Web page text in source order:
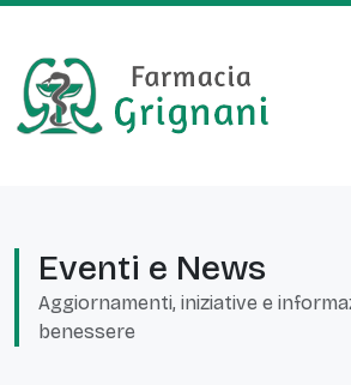
Eventi e News
Aggiornamenti, iniziative e
benessere